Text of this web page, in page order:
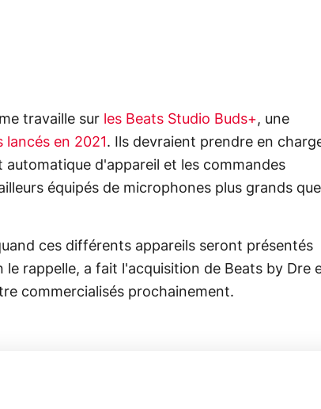
travaille sur les Beats Studio Buds+, une
lancés en 2021 . Ils devraient prendre en
automatique d'appareil et les commandes
équipés de microphones plus grands que
ces différents appareils seront présentés
rappelle, a fait l'acquisition de Beats by Dre
commercialisés prochainement.